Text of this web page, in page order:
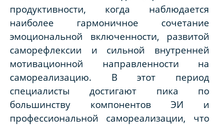
продуктивности, когда наблюдается
наиболее гармоничное сочетание
эмоциональной включенности, развитой
саморефлексии и сильной внутренней
мотивационной направленности на
самореализацию. В этот период
специалисты достигают пика по
большинству компонентов ЭИ и
профессиональной самореализации, что